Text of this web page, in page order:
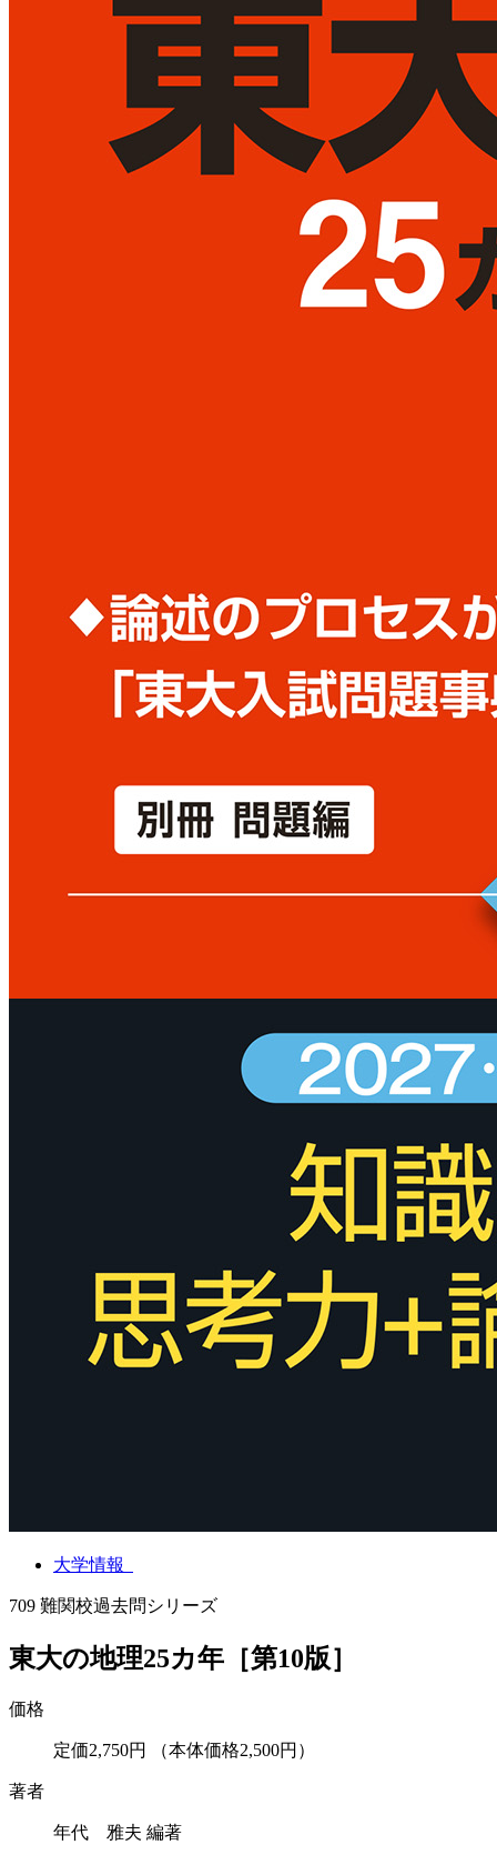
大学情報
709 難関校過去問シリーズ
東大の地理25カ年［第10版］
価格
定価2,750円 （本体価格2,500円）
著者
年代 雅夫 編著